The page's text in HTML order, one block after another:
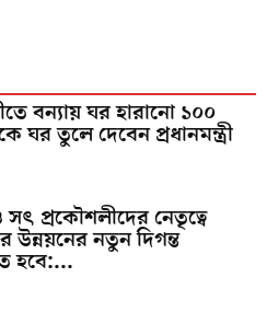
বন্যায় ঘর হারানো ১০০
ঘর তুলে দেবেন প্রধানমন্ত্রী
প্রকৌশলীদের নেতৃত্বে
উন্নয়নের নতুন দিগন্ত
হবে:...